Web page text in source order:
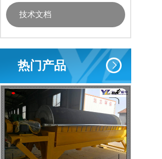
技术文档
热门产品